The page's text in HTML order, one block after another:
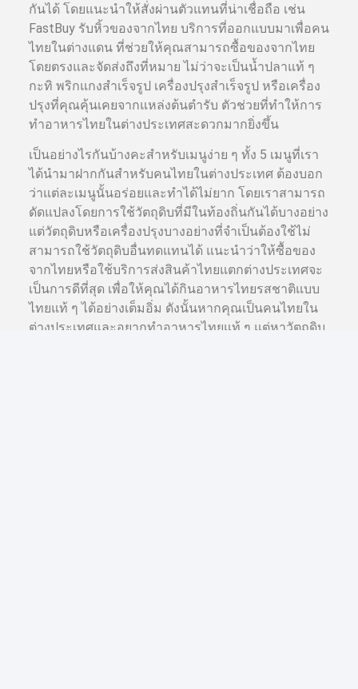
กันได้ โดยแนะนำให้สั่งผ่านตัวแทนที่น่าเชื่อถือ เช่น
FastBuy รับหิ้วของจากไทย บริการที่ออกแบบมาเพื่อคน
ไทยในต่างแดน ที่ช่วยให้คุณสามารถซื้อของจากไทย
โดยตรงและจัดส่งถึงที่หมาย ไม่ว่าจะเป็นน้ำปลาแท้ ๆ
กะทิ พริกแกงสำเร็จรูป เครื่องปรุงสำเร็จรูป หรือเครื่อง
ปรุงที่คุณคุ้นเคยจากแหล่งต้นตำรับ ตัวช่วยที่ทำให้การ
ทำอาหารไทยในต่างประเทศสะดวกมากยิ่งขึ้น
เป็นอย่างไรกันบ้างคะสำหรับเมนูง่าย ๆ ทั้ง 5 เมนูที่เรา
ได้นำมาฝากกันสำหรับคนไทยในต่างประเทศ ต้องบอก
ว่าแต่ละเมนูนั้นอร่อยและทำได้ไม่ยาก โดยเราสามารถ
ดัดแปลงโดยการใช้วัตถุดิบที่มีในท้องถิ่นกันได้บางอย่าง
แต่วัตถุดิบหรือเครื่องปรุงบางอย่างที่จำเป็นต้องใช้ไม่
สามารถใช้วัตถุดิบอื่นทดแทนได้ แนะนำว่าให้ซื้อของ
จากไทยหรือใช้บริการส่งสินค้าไทยแตกต่างประเทศจะ
เป็นการดีที่สุด เพื่อให้คุณได้กินอาหารไทยรสชาติแบบ
ไทยแท้ ๆ ได้อย่างเต็มอิ่ม ดังนั้นหากคุณเป็นคนไทยใน
ต่างประเทศและอยากทำอาหารไทยแท้ ๆ แต่หาวัตถุดิบ